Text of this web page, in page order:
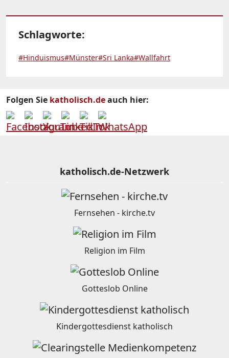
Schlagworte:
#Hinduismus#Münster#Sri Lanka#Wallfahrt
Folgen Sie katholisch.deauch hier:
katholisch.de-Netzwerk
Fernsehen - kirche.tv
Religion im Film
Gotteslob Online
Kindergottesdienst katholisch